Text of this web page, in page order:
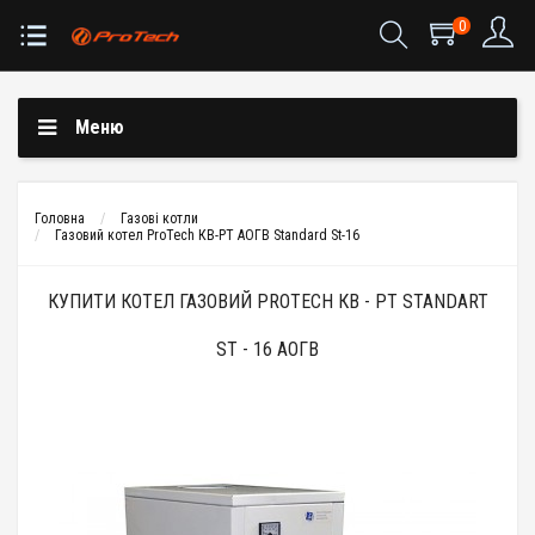
0
Меню
Головна
Газові котли
Газовий котел ProTech КВ-РТ АОГВ Standard St-16
КУПИТИ КОТЕЛ ГАЗОВИЙ PROTECH КВ - РТ STANDART
ST - 16 АОГВ